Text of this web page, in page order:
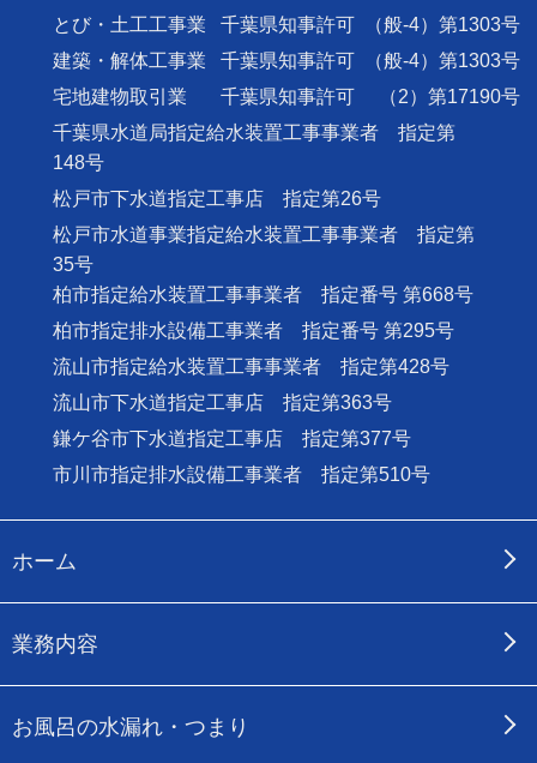
とび・土工工事業
千葉県知事許可
（般-4）第1303号
建築・解体工事業
千葉県知事許可
（般-4）第1303号
宅地建物取引業
千葉県知事許可
（2）第17190号
千葉県水道局指定給水装置工事事業者 指定第
148号
松戸市下水道指定工事店 指定第26号
松戸市水道事業指定給水装置工事事業者 指定第
35号
柏市指定給水装置工事事業者 指定番号 第668号
柏市指定排水設備工事業者 指定番号 第295号
流山市指定給水装置工事事業者 指定第428号
流山市下水道指定工事店 指定第363号
鎌ケ谷市下水道指定工事店 指定第377号
市川市指定排水設備工事業者 指定第510号
ホーム
業務内容
お風呂の水漏れ・つまり